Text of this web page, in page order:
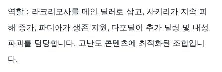
역할：라크리모사를 메인 딜러로 삼고, 사키리가 지속 피
해 증가, 파디아가 생존 지원, 다포딜이 추가 딜링 및 내성
파괴를 담당합니다. 고난도 콘텐츠에 최적화된 조합입니
다.